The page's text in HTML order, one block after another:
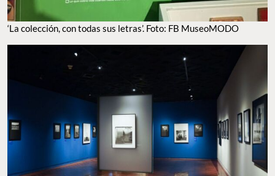
‘La colección, con todas sus letras’. Foto: FB MuseoMODO